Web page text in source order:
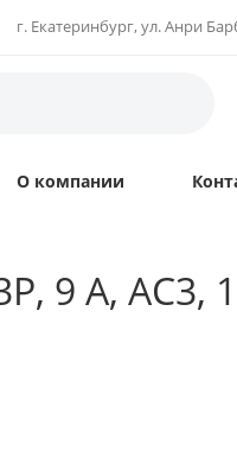
г. Екатеринбург, ул. Анри
О компании
9 А, AC3,